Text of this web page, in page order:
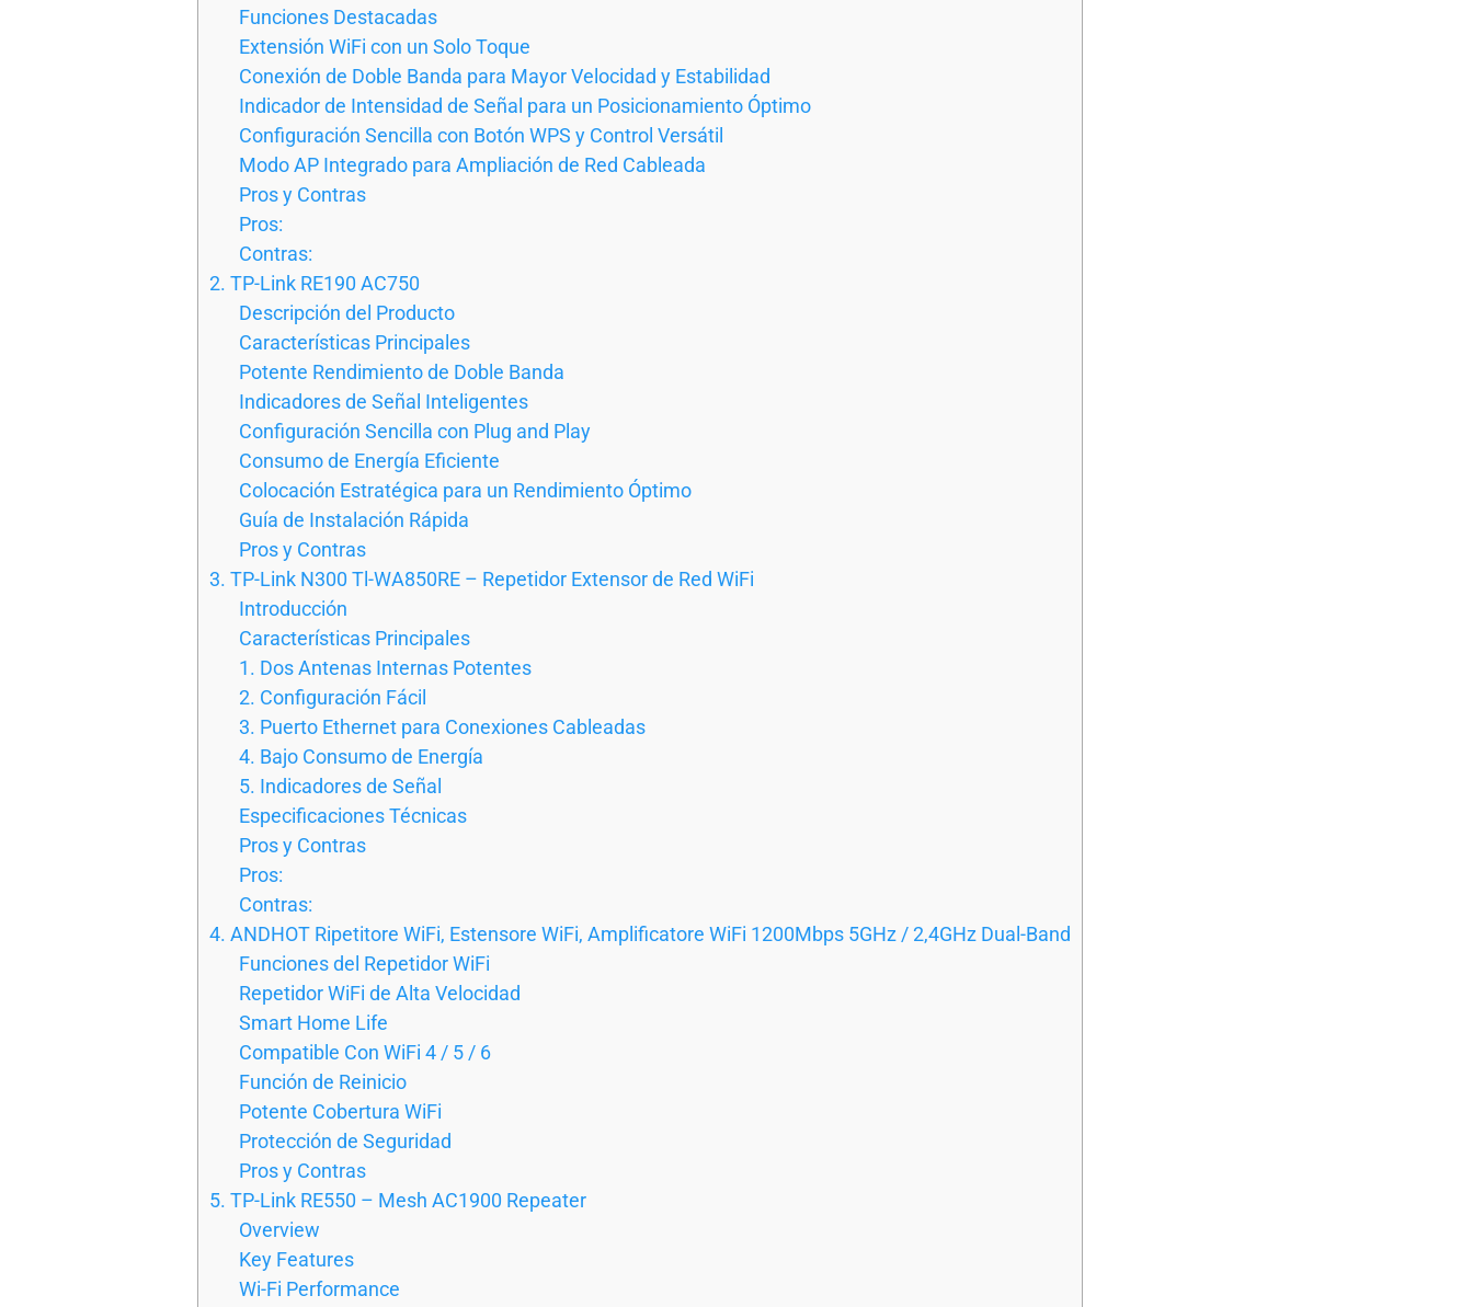
Funciones Destacadas
Extensión WiFi con un Solo Toque
Conexión de Doble Banda para Mayor Velocidad y Estabilidad
Indicador de Intensidad de Señal para un Posicionamiento Óptimo
Configuración Sencilla con Botón WPS y Control Versátil
Modo AP Integrado para Ampliación de Red Cableada
Pros y Contras
Pros:
Contras:
2. TP-Link RE190 AC750
Descripción del Producto
Características Principales
Potente Rendimiento de Doble Banda
Indicadores de Señal Inteligentes
Configuración Sencilla con Plug and Play
Consumo de Energía Eficiente
Colocación Estratégica para un Rendimiento Óptimo
Guía de Instalación Rápida
Pros y Contras
3. TP-Link N300 Tl-WA850RE – Repetidor Extensor de Red WiFi
Introducción
Características Principales
1. Dos Antenas Internas Potentes
2. Configuración Fácil
3. Puerto Ethernet para Conexiones Cableadas
4. Bajo Consumo de Energía
5. Indicadores de Señal
Especificaciones Técnicas
Pros y Contras
Pros:
Contras:
4. ANDHOT Ripetitore WiFi, Estensore WiFi, Amplificatore WiFi 1200Mbps 5GHz / 2,4GHz Dual-Band
Funciones del Repetidor WiFi
Repetidor WiFi de Alta Velocidad
Smart Home Life
Compatible Con WiFi 4 / 5 / 6
Función de Reinicio
Potente Cobertura WiFi
Protección de Seguridad
Pros y Contras
5. TP-Link RE550 – Mesh AC1900 Repeater
Overview
Key Features
Wi-Fi Performance